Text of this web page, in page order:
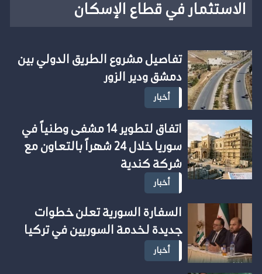
الاستثمار في قطاع الإسكان
تفاصيل مشروع الطريق الدولي بين
دمشق ودير الزور
أخبار
اتفاق لتطوير 14 مشفى وطنياً في
سوريا خلال 24 شهراً بالتعاون مع
شركة كندية
أخبار
السفارة السورية تعلن خطوات
جديدة لخدمة السوريين في تركيا
أخبار